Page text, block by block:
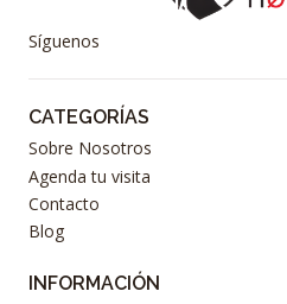
Síguenos
CATEGORÍAS
Sobre Nosotros
Agenda tu visita
Contacto
Blog
INFORMACIÓN